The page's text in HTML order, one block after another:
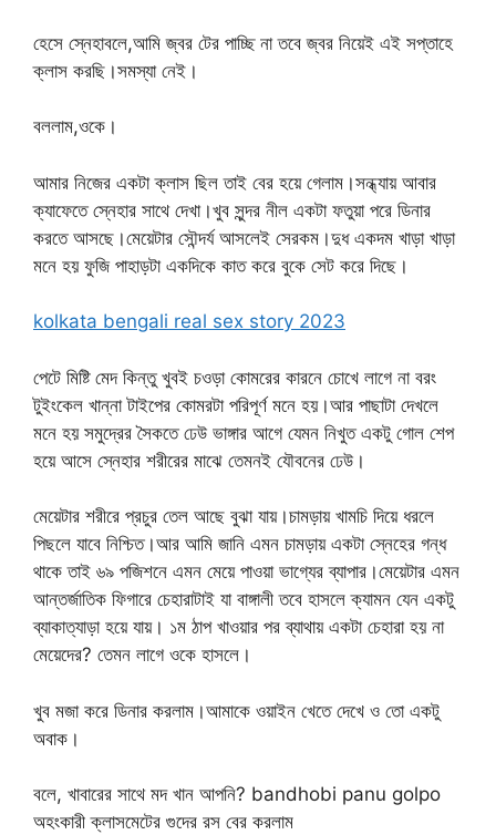
হেসে স্নেহাবলে,আমি জ্বর টের পাচ্ছি না তবে জ্বর নিয়েই এই সপ্তাহে
ক্লাস করছি।সমস্যা নেই।
বললাম,ওকে।
আমার নিজের একটা ক্লাস ছিল তাই বের হয়ে গেলাম।সন্ধ্যায় আবার
ক্যাফেতে স্নেহার সাথে দেখা।খুব সুন্দর নীল একটা ফতুয়া পরে ডিনার
করতে আসছে।মেয়েটার সৌন্দর্য আসলেই সেরকম।দুধ একদম খাড়া খাড়া
মনে হয় ফুজি পাহাড়টা একদিকে কাত করে বুকে সেট করে দিছে।
kolkata bengali real sex story 2023
পেটে মিষ্টি মেদ কিন্তু খুবই চওড়া কোমরের কারনে চোখে লাগে না বরং
টুইংকেল খান্না টাইপের কোমরটা পরিপূর্ণ মনে হয়।আর পাছাটা দেখলে
মনে হয় সমুদ্রের সৈকতে ঢেউ ভাঙ্গার আগে যেমন নিখুত একটু গোল শেপ
হয়ে আসে স্নেহার শরীরের মাঝে তেমনই যৌবনের ঢেউ।
মেয়েটার শরীরে প্রচুর তেল আছে বুঝা যায়।চামড়ায় খামচি দিয়ে ধরলে
পিছলে যাবে নিশ্চিত।আর আমি জানি এমন চামড়ায় একটা স্নেহের গন্ধ
থাকে তাই ৬৯ পজিশনে এমন মেয়ে পাওয়া ভাগ্যের ব্যাপার।মেয়েটার এমন
আন্তর্জাতিক ফিগারে চেহারাটাই যা বাঙ্গালী তবে হাসলে ক্যামন যেন একটু
ব্যাকাত্যাড়া হয়ে যায়। ১ম ঠাপ খাওয়ার পর ব্যাথায় একটা চেহারা হয় না
মেয়েদের? তেমন লাগে ওকে হাসলে।
খুব মজা করে ডিনার করলাম।আমাকে ওয়াইন খেতে দেখে ও তো একটু
অবাক।
বলে, খাবারের সাথে মদ খান আপনি? bandhobi panu golpo
অহংকারী ক্লাসমেটের গুদের রস বের করলাম